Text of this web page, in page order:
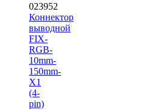
023952
Коннектор
выводной
FIX-
RGB-
10mm-
150mm-
X1
(4-
pin)